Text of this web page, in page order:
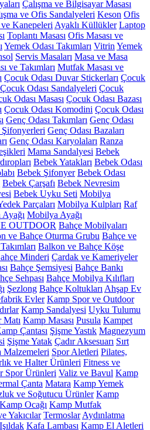
Çalışma ve Bilgisayar Masası
ve Ofis Sandalyeleri Keson Ofis
Kanepeleri Ayaklı Küllükler Laptop
Toplantı Masası Ofis Masası ve
Yemek Odası Takımları Vitrin Yemek
Servis Masaları Masa ve Masa
ve Takımları Mutfak Masası ve
Çocuk Odası Duvar Stickerları Çocuk
Çocuk Odası Sandalyeleri Çocuk
Odası Masası Çocuk Odası Bazası
Çocuk Odası Komodini Çocuk Odası
Genç Odası Takımları Genç Odası
Şifonyerleri Genç Odası Bazaları
Genç Odası Karyolaları Ranza
Mama Sandalyesi Bebek
Bebek Yatakları Bebek Odası
Bebek Şifonyer Bebek Odası
Bebek Çarşafı Bebek Nevresim
Bebek Uyku Seti Mobilya
Parçaları Mobilya Kulpları Raf
Mobilya Ayağı
OUTDOOR Bahçe Mobilyaları
ve Bahçe Oturma Grubu Bahçe ve
Balkon ve Bahçe Köşe
Minderi Çardak ve Kameriyeler
Bahçe Şemsiyesi Bahçe Bankı
Sehpası Bahçe Mobilya Kılıfları
Şezlong Bahçe Koltukları Ahşap Ev
Evler Kamp Spor ve Outdoor
Kamp Sandalyesi Uyku Tulumu
Matı Kamp Masası Pusula Kampet
Çantası Şişme Yastık Magnezyum
Şişme Yatak Çadır Aksesuarı Sırt
Malzemeleri Spor Aletleri Pilates,
ve Halter Ürünleri Fitness ve
Spor Ürünleri Valiz ve Bavul Kamp
Çanta Matara Kamp Yemek
ve Soğutucu Ürünler Kamp
Kamp Ocağı Kamp Mutfak
Yakıcılar Termoslar Aydınlatma
Işıldak Kafa Lambası Kamp El Aletleri